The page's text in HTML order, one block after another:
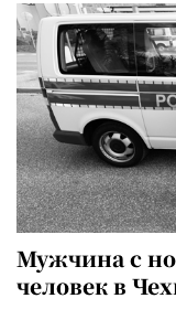
Мужчина с
человек в